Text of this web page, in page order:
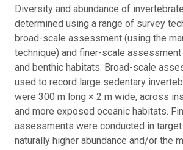
Diversity and abundance of
determined using a range of survey
broad-scale assessment (using the
technique) and finer-scale
and benthic habitats. Broad-scale
used to record large sedentary
were 300 m long × 2 m wide, across
and more exposed oceanic habitats.
assessments were conducted in
naturally higher abundance and/or the